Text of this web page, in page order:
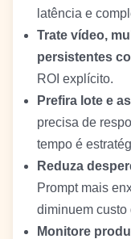
latência e
Trate vídeo,
persistentes
ROI explícito.
Prefira lote e
precisa de
tempo é
Reduza
Prompt mais
diminuem custo
Monitore